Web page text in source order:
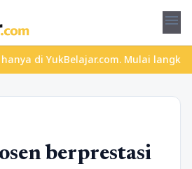
menu
Mulai langkah
berprestasi